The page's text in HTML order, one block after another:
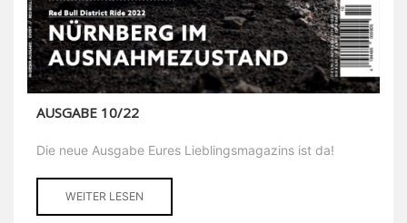
AUSGABE 10/22
Die neue Ausgabe Eures Lieblingsmagazins ist da!
WEITER LESEN